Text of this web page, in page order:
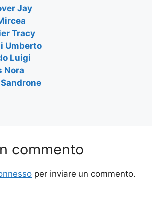
Jay
Tracy
Umberto
Luigi
Nora
commento
per inviare un commento.